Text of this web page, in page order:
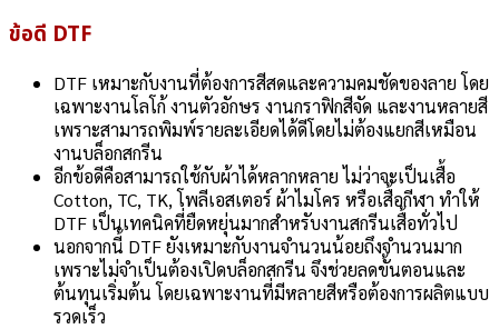
ข้อดี DTF
DTF เหมาะกับงานที่ต้องการสีสดและความคมชัดของลาย โดย
เฉพาะงานโลโก้ งานตัวอักษร งานกราฟิกสีจัด และงานหลายสี
เพราะสามารถพิมพ์รายละเอียดได้ดีโดยไม่ต้องแยกสีเหมือน
งานบล็อกสกรีน
อีกข้อดีคือสามารถใช้กับผ้าได้หลากหลาย ไม่ว่าจะเป็นเสื้อ
Cotton, TC, TK, โพลีเอสเตอร์ ผ้าไมโคร หรือเสื้อกีฬา ทำให้
DTF เป็นเทคนิคที่ยืดหยุ่นมากสำหรับงานสกรีนเสื้อทั่วไป
นอกจากนี้ DTF ยังเหมาะกับงานจำนวนน้อยถึงจำนวนมาก
เพราะไม่จำเป็นต้องเปิดบล็อกสกรีน จึงช่วยลดขั้นตอนและ
ต้นทุนเริ่มต้น โดยเฉพาะงานที่มีหลายสีหรือต้องการผลิตแบบ
รวดเร็ว